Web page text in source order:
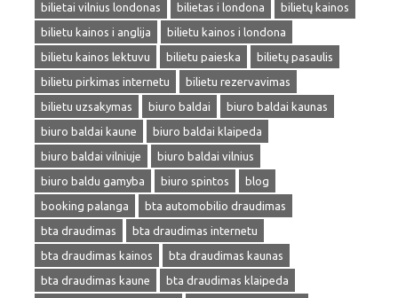
bilietai vilnius londonas
bilietas i londona
bilietų kainos
bilietu kainos i anglija
bilietu kainos i londona
bilietu kainos lektuvu
bilietu paieska
bilietų pasaulis
bilietu pirkimas internetu
bilietu rezervavimas
bilietu uzsakymas
biuro baldai
biuro baldai kaunas
biuro baldai kaune
biuro baldai klaipeda
biuro baldai vilniuje
biuro baldai vilnius
biuro baldu gamyba
biuro spintos
blog
booking palanga
bta automobilio draudimas
bta draudimas
bta draudimas internetu
bta draudimas kainos
bta draudimas kaunas
bta draudimas kaune
bta draudimas klaipeda